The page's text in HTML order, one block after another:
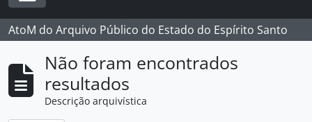
Toggle navigation
AtoM do Arquivo Público do Estado do Espírito Santo
Não foram encontrados
resultados
Descrição arquivística